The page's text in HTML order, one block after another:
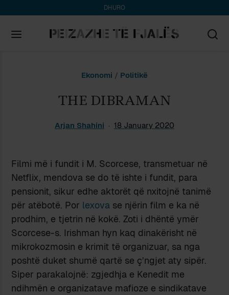
DHURO
Ekonomi / Politikë
THE DIBRAMAN
Arjan Shahini 18 January 2020
Filmi më i fundit i M. Scorcese, transmetuar në
Netflix, mendova se do të ishte i fundit, para
pensionit, sikur edhe aktorët që nxitojnë tanimë
për atëbotë. Por lexova se njërin film e ka në
prodhim, e tjetrin në kokë. Zoti i dhëntë ymër
Scorcese-s. Irishman hyn kaq dinakërisht në
mikrokozmosin e krimit të organizuar, sa nga
poshtë duket shumë qartë se ç’ngjet aty sipër.
Siper parakalojnë: zgjedhja e Kenedit me
ndihmën e organizatave mafioze e sindikatave